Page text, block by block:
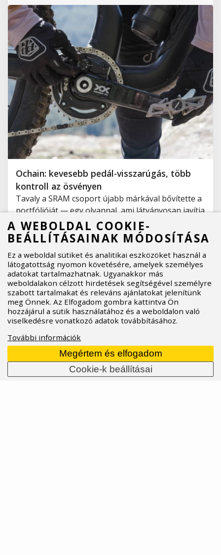
Ochain: kevesebb pedál-visszarúgás, több
kontroll az ösvényen
Tavaly a SRAM csoport újabb márkával bővítette a
portfólióját — egy olyannal, ami látványosan javítja
a bringa viselkedését, ha gravity szakágakban
mozogsz otthon. Ez a márka az olasz Ochain, és az
Aspire Sports lett az egyedüli disztribútor minden
olyan piacon, ahová a SRAM termékeit szállítja. Az
Ochain működéséről bővebben a cikkben
olvashatsz.
28.04.2026
Több info
A WEBOLDAL COOKIE-
BEÁLLÍTÁSAINAK MÓDOSÍTÁSA
Ez a weboldal sütiket és analitikai eszközöket használ a
látogatottság nyomon követésére, amelyek személyes
adatokat tartalmazhatnak. Ugyanakkor más
weboldalakon célzott hirdetések segítségével személyre
szabott tartalmakat és releváns ajánlatokat jelenítünk
meg Önnek. Az Elfogadom gombra kattintva Ön
hozzájárul a sütik használatához és a weboldalon való
viselkedésre vonatkozó adatok továbbításához.
További információk
Megértem és elfogadom
Cookie-k beállításai